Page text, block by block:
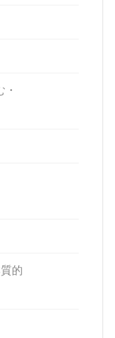
的